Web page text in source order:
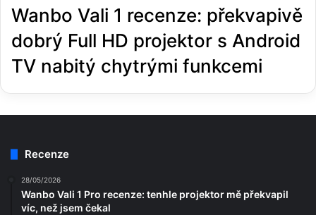
Wanbo Vali 1 recenze: překvapivě
dobrý Full HD projektor s Android
TV nabitý chytrými funkcemi
Recenze
28/05/2026
Wanbo Vali 1 Pro recenze: tenhle projektor mě překvapil
víc, než jsem čekal